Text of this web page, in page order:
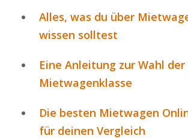
Alles, was du über
wissen solltest
Eine Anleitung zur Wahl
Mietwagenklasse
Die besten Mietwagen
für deinen Vergleich